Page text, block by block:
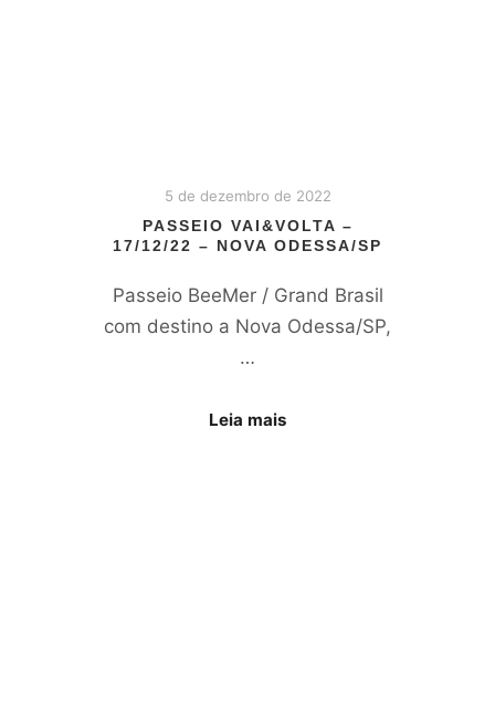
5 de dezembro de 2022
PASSEIO VAI&VOLTA –
17/12/22 – NOVA ODESSA/SP
Passeio BeeMer / Grand Brasil
com destino a Nova Odessa/SP,
…
Leia mais